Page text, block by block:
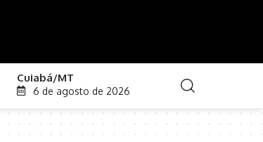
Cuiabá/MT
6 de agosto de 2026